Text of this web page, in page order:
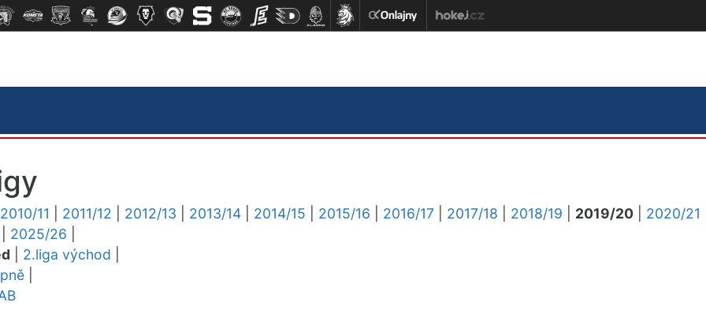
2010/11 2011/12 2012/13 2013/14 2014/15 2015/16 2016/17 2017/18 2018/19 2019/20
2020/21
2025/26
2.liga východ